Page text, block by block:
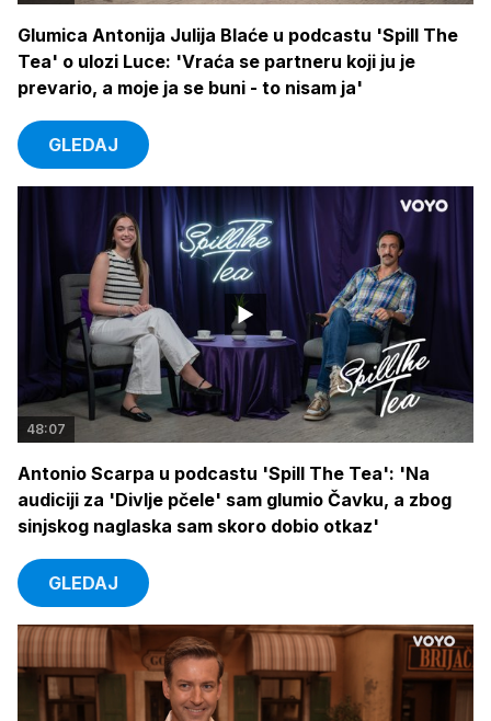
Glumica Antonija Julija Blaće u podcastu 'Spill The
Tea' o ulozi Luce: 'Vraća se partneru koji ju je
prevario, a moje ja se buni - to nisam ja'
GLEDAJ
48:07
Antonio Scarpa u podcastu 'Spill The Tea': 'Na
audiciji za 'Divlje pčele' sam glumio Čavku, a zbog
sinjskog naglaska sam skoro dobio otkaz'
GLEDAJ